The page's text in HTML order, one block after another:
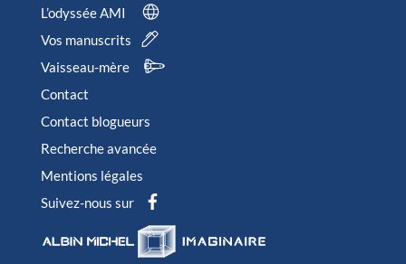
L’odyssée AMI
Vos manuscrits
Vaisseau-mère
Contact
Contact blogueurs
Recherche avancée
Mentions légales
Suivez-nous sur